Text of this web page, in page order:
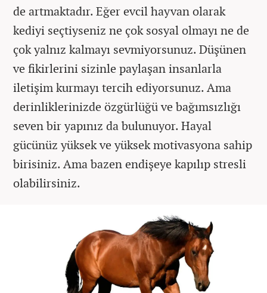
de artmaktadır. Eğer evcil hayvan olarak
kediyi seçtiyseniz ne çok sosyal olmayı ne de
çok yalnız kalmayı sevmiyorsunuz. Düşünen
ve fikirlerini sizinle paylaşan insanlarla
iletişim kurmayı tercih ediyorsunuz. Ama
derinliklerinizde özgürlüğü ve bağımsızlığı
seven bir yapınız da bulunuyor. Hayal
gücünüz yüksek ve yüksek motivasyona sahip
birisiniz. Ama bazen endişeye kapılıp stresli
olabilirsiniz.